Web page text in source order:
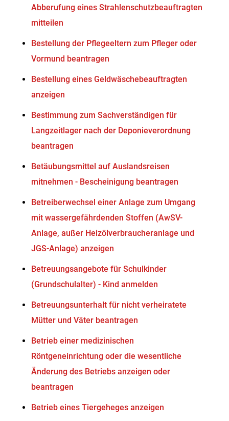
Abberufung eines Strahlenschutzbeauftragten
mitteilen
Bestellung der Pflegeeltern zum Pfleger oder
Vormund beantragen
Bestellung eines Geldwäschebeauftragten
anzeigen
Bestimmung zum Sachverständigen für
Langzeitlager nach der Deponieverordnung
beantragen
Betäubungsmittel auf Auslandsreisen
mitnehmen - Bescheinigung beantragen
Betreiberwechsel einer Anlage zum Umgang
mit wassergefährdenden Stoffen (AwSV-
Anlage, außer Heizölverbraucheranlage und
JGS-Anlage) anzeigen
Betreuungsangebote für Schulkinder
(Grundschulalter) - Kind anmelden
Betreuungsunterhalt für nicht verheiratete
Mütter und Väter beantragen
Betrieb einer medizinischen
Röntgeneinrichtung oder die wesentliche
Änderung des Betriebs anzeigen oder
beantragen
Betrieb eines Tiergeheges anzeigen